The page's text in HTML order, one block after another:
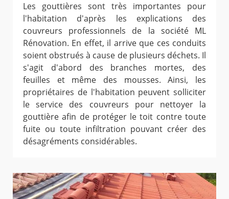
Les gouttières sont très importantes pour
l'habitation d'après les explications des
couvreurs professionnels de la société ML
Rénovation. En effet, il arrive que ces conduits
soient obstrués à cause de plusieurs déchets. Il
s'agit d'abord des branches mortes, des
feuilles et même des mousses. Ainsi, les
propriétaires de l'habitation peuvent solliciter
le service des couvreurs pour nettoyer la
gouttière afin de protéger le toit contre toute
fuite ou toute infiltration pouvant créer des
désagréments considérables.